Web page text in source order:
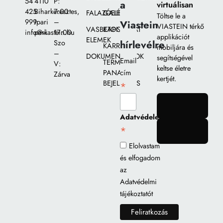
425
999
info@viastein.hu
Biharkeresztes,
Ipari
park
7:00
–
17:00
Szo
–
V:
Zárva
FALAZÓELEMEK
VASBETON
ELEMEK
DOKUMENTUMOK
GALÉRIA
KAPCSOLAT
KARRIER
TERMÉK
PANASZ
BEJELENTÉS
a
Viastein
hírlevélre
Email
cím
*
Adatvédelem
*
Elolvastam
és elfogadom
az
Adatvédelmi
tájékoztatót
virtuálisan
Töltse le a
VIASTEIN térkő
applikációt
mobiljára és
segítségével
keltse életre
kertjét.